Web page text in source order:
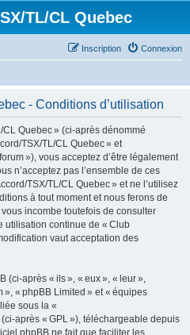
TL/CL Quebec
Connexion
Inscription
- Conditions d’utilisation
Quebec » (ci-après dénommé
TSX/TL/CL Quebec » et
»), vous acceptez d’être légalement
n’acceptez pas l’ensemble de ces
TSX/TL/CL Quebec » et ne l’utilisez
à tout moment et nous ferons de
incombe toutefois de consulter
utilisation continue de « Club
vaut acceptation des
(ci-après « ils », « eux », « leur »,
», « phpBB Limited » et « équipes
sous la «
(ci-après « GPL »), téléchargeable depuis
phpBB ne fait que faciliter les